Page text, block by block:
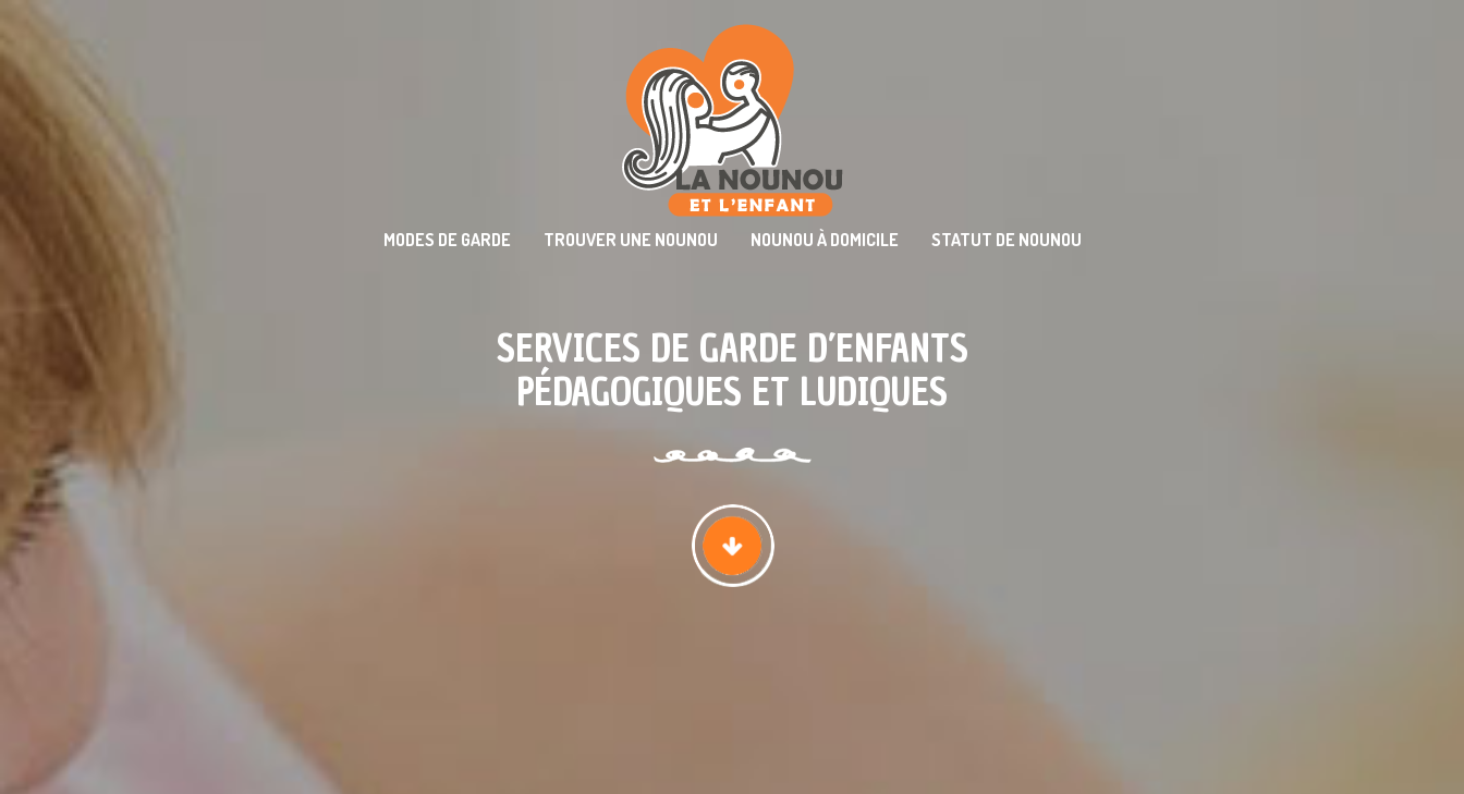
MODES DE GARDE TROUVER UNE NOUNOU NOUNOU À DOMICILE STATUT DE NOUNOU
SERVICES DE GARDE D’ENFANTS
PÉDAGOGIQUES ET LUDIQUES